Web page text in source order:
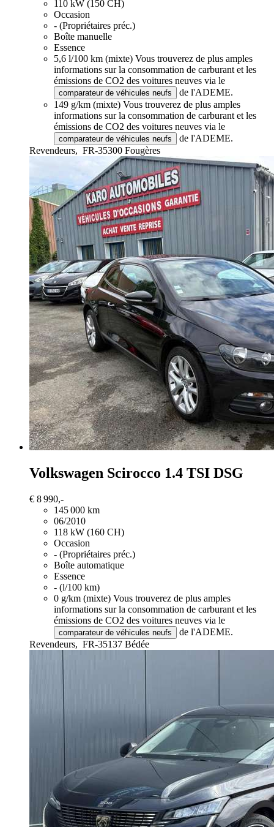
110 kW (150 CH)
Occasion
- (Propriétaires préc.)
Boîte manuelle
Essence
5,6 l/100 km (mixte) Vous trouverez de plus amples
informations sur la consommation de carburant et les
émissions de CO2 des voitures neuves via le
comparateur de véhicules neufs
de l'ADEME.
149 g/km (mixte) Vous trouverez de plus amples
informations sur la consommation de carburant et les
émissions de CO2 des voitures neuves via le
comparateur de véhicules neufs
de l'ADEME.
Revendeurs, FR-35300 Fougères
Volkswagen Scirocco 1.4 TSI DSG
€ 8 990,-
145 000 km
06/2010
118 kW (160 CH)
Occasion
- (Propriétaires préc.)
Boîte automatique
Essence
- (l/100 km)
0 g/km (mixte) Vous trouverez de plus amples
informations sur la consommation de carburant et les
émissions de CO2 des voitures neuves via le
comparateur de véhicules neufs
de l'ADEME.
Revendeurs, FR-35137 Bédée